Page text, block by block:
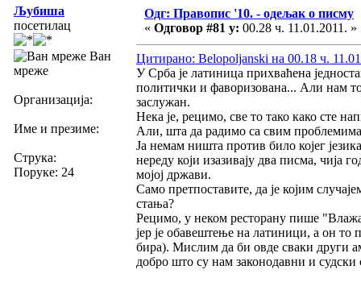
Љубиша
посетилац
Ван
мреже
Организација:
Име и презиме:
Струка:
Поруке: 24
Одг: Правопис '10. - одељак о писму
« Одговор #81 у: 00.28 ч. 11.01.2011. »
Цитирано: Belopoljanski на 00.18 ч.
У Срба је латиница прихваћена
политички и фаворизована... Али нам то
заслужан.
Нека је, рецимо, све то тако како сте
Али, шта да радимо са свим проблемима
Ја немам ништа против било којег
нереду који изазивају два писма, чија
мојој држави.
Само претпоставите, да је којим
стања?
Рецимо, у неком ресторану пише
јер је обавештење на латиници, а он
бира). Мислим да би овде сваки други
добро што су нам законодавни и судски